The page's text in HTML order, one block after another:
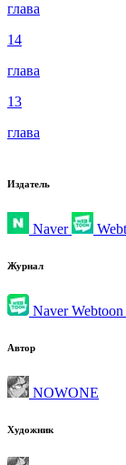
глава
14
глава
13
глава
Издатель
Naver
Журнал
Naver Webtoon
Автор
NOWONE
Художник